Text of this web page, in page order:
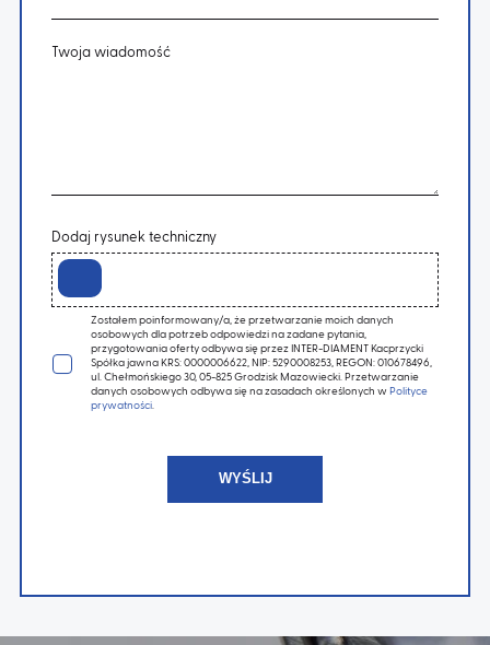
Twoja wiadomość
Dodaj rysunek techniczny
Zostałem poinformowany/a, że przetwarzanie moich danych
osobowych dla potrzeb odpowiedzi na zadane pytania,
przygotowania oferty odbywa się przez INTER-DIAMENT Kacprzycki
Spółka jawna KRS: 0000006622, NIP: 5290008253, REGON: 010678496,
ul. Chełmońskiego 30, 05-825 Grodzisk Mazowiecki. Przetwarzanie
danych osobowych odbywa się na zasadach określonych w Polityce
prywatności.